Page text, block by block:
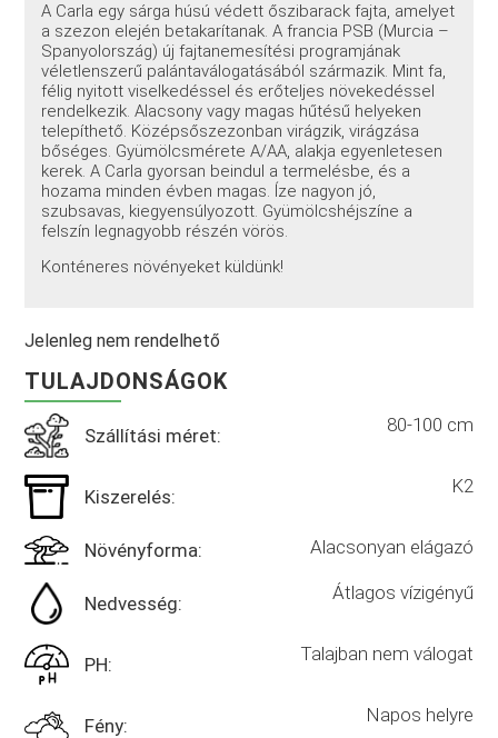
A Carla egy sárga húsú védett őszibarack fajta, amelyet
a szezon elején betakarítanak. A francia PSB (Murcia –
Spanyolország) új fajtanemesítési programjának
véletlenszerű palántaválogatásából származik. Mint fa,
félig nyitott viselkedéssel és erőteljes növekedéssel
rendelkezik. Alacsony vagy magas hűtésű helyeken
telepíthető. Középsőszezonban virágzik, virágzása
bőséges. Gyümölcsmérete A/AA, alakja egyenletesen
kerek. A Carla gyorsan beindul a termelésbe, és a
hozama minden évben magas. Íze nagyon jó,
szubsavas, kiegyensúlyozott. Gyümölcshéjszíne a
felszín legnagyobb részén vörös.
Konténeres növényeket küldünk!
Jelenleg nem rendelhető
TULAJDONSÁGOK
Szállítási méret: 80-100 cm
Kiszerelés: K2
Növényforma: Alacsonyan elágazó
Nedvesség: Átlagos vízigényű
PH: Talajban nem válogat
Fény: Napos helyre